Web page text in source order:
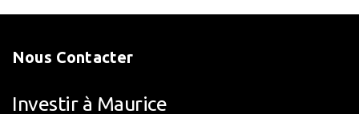
Nous Contacter
Investir à Maurice